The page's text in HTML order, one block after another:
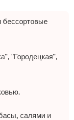
бессортовые
"Городецкая",
салями и